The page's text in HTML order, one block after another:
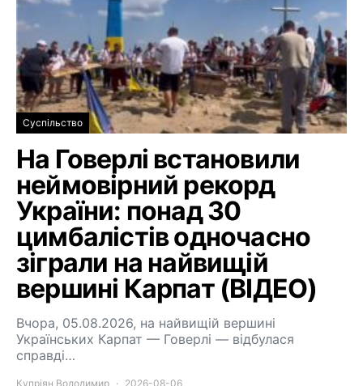
Суспільство
На Говерлі встановили
неймовірний рекорд
України: понад 30
цимбалістів одночасно
зіграли на найвищій
вершині Карпат (ВІДЕО)
Вчора, 05.08.2026, на найвищій вершині
Українських Карпат — Говерлі — відбулася
справді…
Купріян Володимир 2026-08-06